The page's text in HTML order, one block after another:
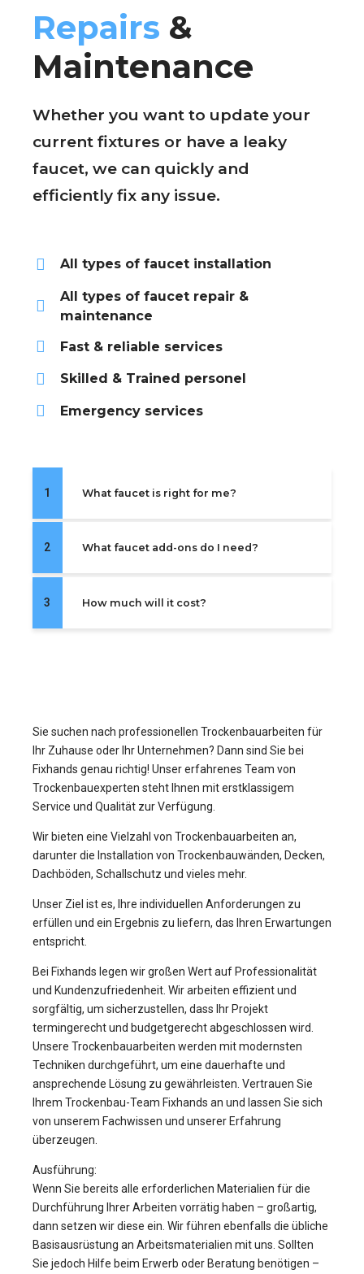
Repairs &
Maintenance
Whether you want to update your
current fixtures or have a leaky
faucet, we can quickly and
efficiently fix any issue.
All types of faucet installation
All types of faucet repair &
maintenance
Fast & reliable services
Skilled & Trained personel
Emergency services
1 What faucet is right for me?
2 What faucet add-ons do I need?
3 How much will it cost?
Sie suchen nach professionellen Trockenbauarbeiten für
Ihr Zuhause oder Ihr Unternehmen? Dann sind Sie bei
Fixhands genau richtig! Unser erfahrenes Team von
Trockenbauexperten steht Ihnen mit erstklassigem
Service und Qualität zur Verfügung.
Wir bieten eine Vielzahl von Trockenbauarbeiten an,
darunter die Installation von Trockenbauwänden, Decken,
Dachböden, Schallschutz und vieles mehr.
Unser Ziel ist es, Ihre individuellen Anforderungen zu
erfüllen und ein Ergebnis zu liefern, das Ihren Erwartungen
entspricht.
Bei Fixhands legen wir großen Wert auf Professionalität
und Kundenzufriedenheit. Wir arbeiten effizient und
sorgfältig, um sicherzustellen, dass Ihr Projekt
termingerecht und budgetgerecht abgeschlossen wird.
Unsere Trockenbauarbeiten werden mit modernsten
Techniken durchgeführt, um eine dauerhafte und
ansprechende Lösung zu gewährleisten. Vertrauen Sie
Ihrem Trockenbau-Team Fixhands an und lassen Sie sich
von unserem Fachwissen und unserer Erfahrung
überzeugen.
Ausführung:
Wenn Sie bereits alle erforderlichen Materialien für die
Durchführung Ihrer Arbeiten vorrätig haben – großartig,
dann setzen wir diese ein. Wir führen ebenfalls die übliche
Basisausrüstung an Arbeitsmaterialien mit uns. Sollten
Sie jedoch Hilfe beim Erwerb oder Beratung benötigen –